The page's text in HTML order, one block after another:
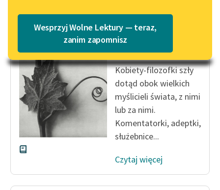
Lektury szkolne i klasyka
literatury do słuchania dla
uczennic i uczniów z
niepełnosprawnościami
E-kolekcja lektur
szkolnych i literatury do
słuchania dla uczennic i
uczniów z
Feministyczne inspiracje.
Katalog w formacie PDF
Wesprzyj Wolne Lektury — teraz,
zanim zapomnisz
Kobieta polska w
nauce
Kobiety-filozofki szły
dotąd obok wielkich
myślicieli świata, z nimi
lub za nimi.
Komentatorki, adeptki,
służebnice...
Czytaj więcej